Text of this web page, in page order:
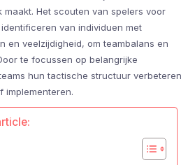
maakt. Het scouten van spelers voor
van individuen met
en veelzijdigheid, om teambalans en
te focussen op belangrijke
hun tactische structuur verbeteren
implementeren.